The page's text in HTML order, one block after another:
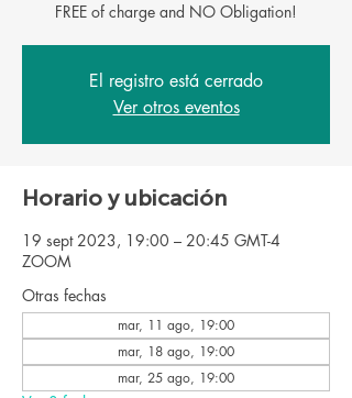
FREE of charge and NO Obligation!
El registro está cerrado
Ver otros eventos
Horario y ubicación
19 sept 2023, 19:00 – 20:45 GMT-4
ZOOM
Otras fechas
mar, 11 ago, 19:00
mar, 18 ago, 19:00
mar, 25 ago, 19:00